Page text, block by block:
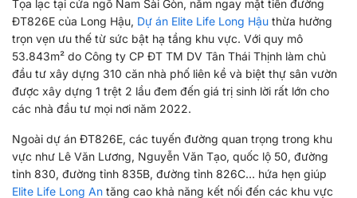
Tọa lạc tại cửa ngõ Nam Sài Gòn, nằm ngay mặt tiền đường
ĐT826E của Long Hậu, Dự án Elite Life Long Hậu thừa hưởng
trọn vẹn ưu thế từ sức bật hạ tầng khu vực. Với quy mô
53.843m² do Công ty CP ĐT TM DV Tân Thái Thịnh làm chủ
đầu tư xây dựng 310 căn nhà phố liên kề và biệt thự sân vườn
được xây dựng 1 trệt 2 lầu đem đến giá trị sinh lời rất lớn cho
các nhà đầu tư mọi nơi năm 2022.
Ngoài dự án ĐT826E, các tuyến đường quan trọng trong khu
vực như Lê Văn Lương, Nguyễn Văn Tạo, quốc lộ 50, đường
tỉnh 830, đường tỉnh 835B, đường tỉnh 826C… hứa hẹn giúp
Elite Life Long An tăng cao khả năng kết nối đến các khu vực